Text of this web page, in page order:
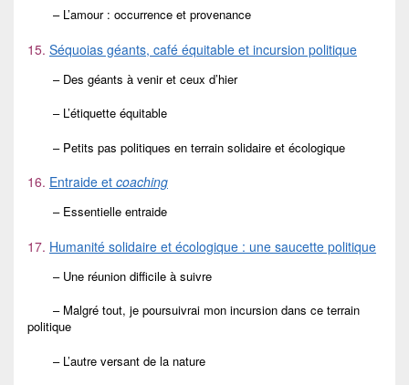
– L’amour : occurrence et provenance
15. Séquoias géants, café équitable et incursion politique
– Des géants à venir et ceux d’hier
– L’étiquette équitable
– Petits pas politiques en terrain solidaire et écologique
16. Entraide et coaching
– Essentielle entraide
17. Humanité solidaire et écologique : une saucette politique
– Une réunion difficile à suivre
– Malgré tout, je poursuivrai mon incursion dans ce terrain
politique
– L’autre versant de la nature